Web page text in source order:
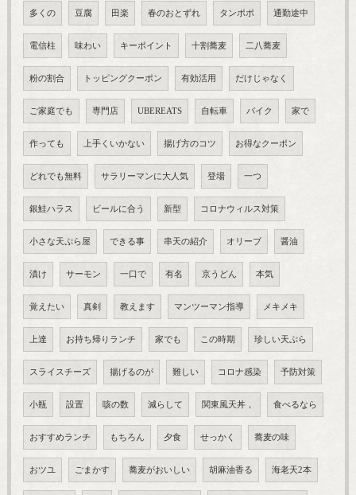
多くの 豆腐 田楽 春のおとずれ タンポポ 通勤途中
電信柱 味わい キーポイント 十割蕎麦 二八蕎麦
粉の割合 トッピングクーポン 有効活用 だけじゃなく
ご家庭でも 専門店 UBEREATS 自転車 バイク 家で
作っても 上手くいかない 揚げ方のコツ お得なクーポン
どれでも無料 サラリーマンに大人気 登場 一つ
銀鮭ハラス ビールに合う 新型 コロナウィルス対策
小さな天ぷら屋 できる事 串天の紹介 オリーブ 醤油
漬け サーモン 一口で 有名 京うどん 本気
覚えたい 真剣 教えます マンツーマン指導 メキメキ
上達 お持ち帰りランチ 家でも この時期 珍しい天ぷら
スライスチーズ 揚げるのが 難しい コロナ感染 予防対策
小瓶 設置 咳の数 減らして 関東風天丼， 食べるなら
おすすめランチ もちろん 夕食 せっかく 蕎麦の味
おツユ ごまかす 蕎麦がおいしい 胡麻油香る 海老天2本